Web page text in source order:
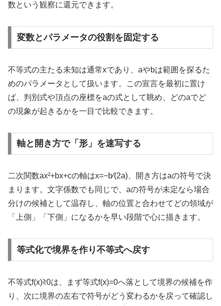
数という観察に還元できます。
変数とパラメータの役割を固定する
不等式の主たる未知は通常xであり、aやbは範囲を探るた
めのパラメータとして扱います。この宣言を最初に置け
ば、判別式や頂点の座標をaの式として眺め、どのaでど
の現象が起きるかを一目で比較できます。
軸と開き方で「形」を速写する
二次関数ax²+bx+cの軸はx=−b⁄(2a)、開き方はaの符号で決
まります。文字係数でも同じで、aの符号が未定なら場合
分けの候補として温存し、軸の位置と合わせてどの領域が
「上側」「下側」になるかを早い段階で心に描きます。
等式化で境界を作り不等式へ戻す
不等式f(x)≷0は、まず等式f(x)=0へ落として境界の候補を作
り、次に境界の左右で符号がどう変わるかを戻って確認し